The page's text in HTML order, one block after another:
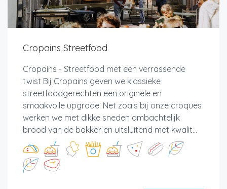
Cropains Streetfood
Cropains - Streetfood met een verrassende
twist Bij Cropains geven we klassieke
streetfoodgerechten een originele en
smaakvolle upgrade. Net zoals bij onze croques
werken we met dikke sneden ambachtelijk
brood van de bakker en uitsluitend met kwalit...